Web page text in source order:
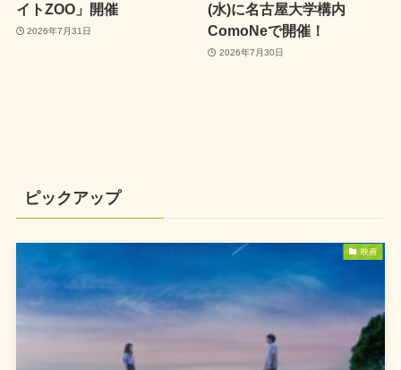
イトZOO」開催
2026年7月31日
(水)に名古屋大学構内
ComoNeで開催！
2026年7月30日
ピックアップ
映画